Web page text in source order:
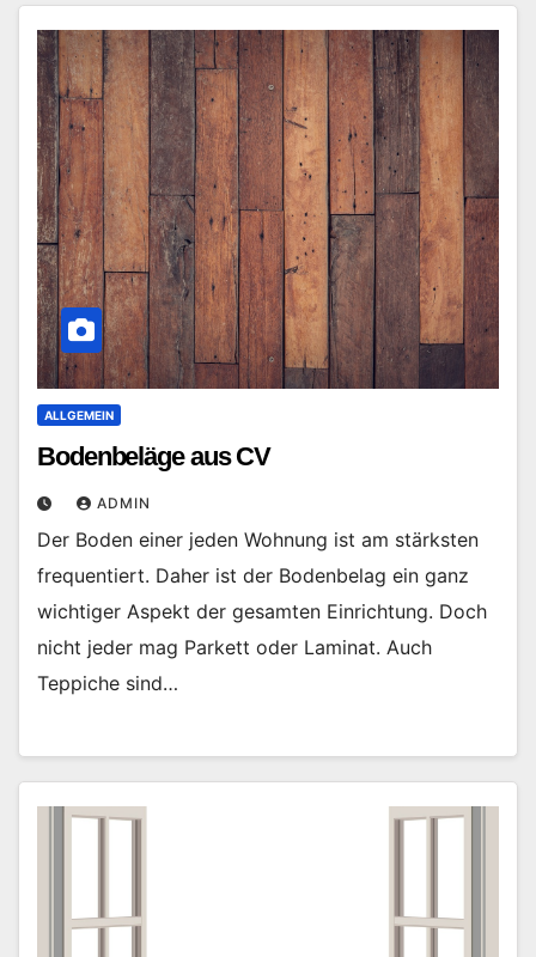
ALLGEMEIN
Bodenbeläge aus CV
ADMIN
Der Boden einer jeden Wohnung ist am stärksten
frequentiert. Daher ist der Bodenbelag ein ganz
wichtiger Aspekt der gesamten Einrichtung. Doch
nicht jeder mag Parkett oder Laminat. Auch
Teppiche sind…